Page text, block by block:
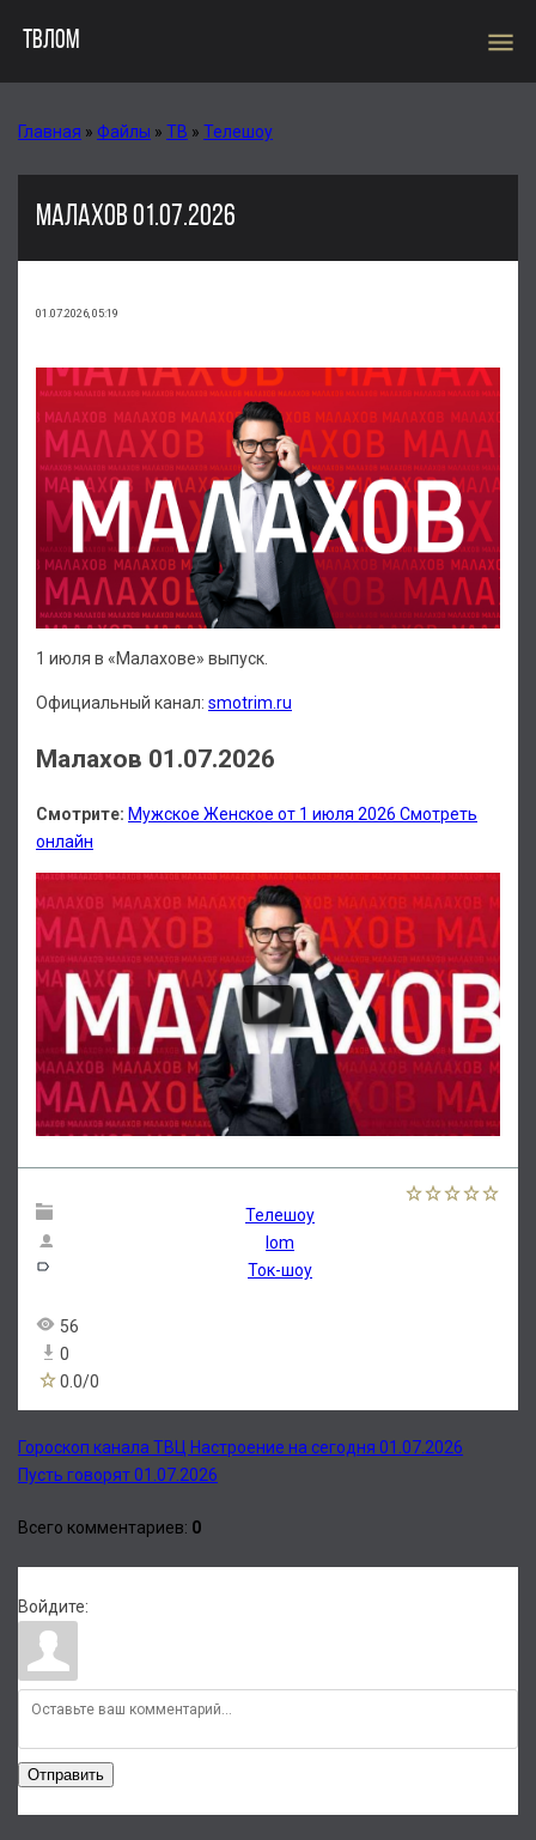
ТВЛОМ menu
Главная » Файлы » ТВ » Телешоу
МАЛАХОВ 01.07.2026
01.07.2026, 05:19
1 июля в «Малахове» выпуск.
Официальный канал: smotrim.ru
Малахов 01.07.2026
Смотрите: Мужское Женское от 1 июля 2026 Смотреть
онлайн
Телешоу
lom
Ток-шоу
56
0
0.0/0
Гороскоп канала ТВЦ Настроение на сегодня 01.07.2026
Пусть говорят 01.07.2026
Всего комментариев: 0
Войдите:
Отправить